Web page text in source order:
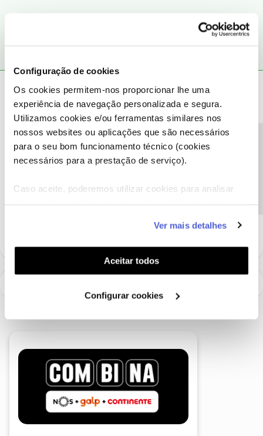
Configuração de cookies
Os cookies permitem-nos proporcionar lhe uma
experiência de navegação personalizada e segura.
Utilizamos cookies e/ou ferramentas similares nos
nossos websites ou aplicações que são necessários
para o seu bom funcionamento técnico (cookies
necessários para a prestação de serviço).
Caso aceite, poderemos utilizar cookies para analisar
funcionalidades (cookies de personalização e
funcionalidade) e adaptar anúncios aos seus interesses
(cookies de publicidade personalizada). Pode gerir a
utilização dos cookies clicando em "Configurar
Ver mais detalhes
Aceitar todos
Configurar cookies
Ana P. Forum|Forum|5 years ago
Olá@MSilvas1 e@Guimas,
Caso tenha mais alguma dúvida ou sugestão, partilhe connosco.
como "Melhor Resposta" e faça "Like" nos melhores comentários.